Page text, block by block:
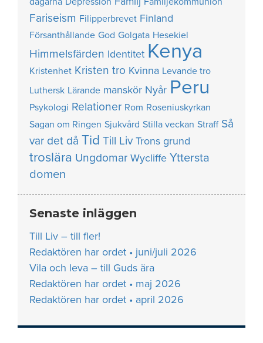
Fariseism Filipperbrevet Finland
Försanthållande God Golgata Hesekiel
Himmelsfärden Identitet Kenya
Kristenhet Kristen tro Kvinna Levande tro
Luthersk Lärande manskör Nyår Peru
Psykologi Relationer Rom Roseniuskyrkan
Sagan om Ringen Sjukvård Stilla veckan Straff Så
var det då Tid Till Liv Trons grund
troslära Ungdomar Wycliffe Yttersta
domen
Senaste inläggen
Till Liv – till fler!
Redaktören har ordet • juni/juli 2026
Vila och leva – till Guds ära
Redaktören har ordet • maj 2026
Redaktören har ordet • april 2026